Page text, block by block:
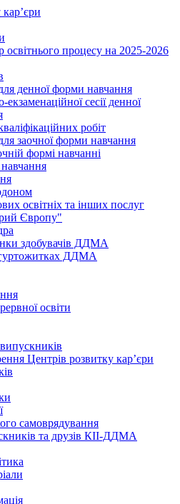
освітнього процесу на 2025-2026
денної форми навчання
екзаменаційної сесії денної
робіт
заочної форми навчання
формі навчанні
освітніх та інших послуг
Європу"
здобувачів ДДМА
ДДМА
освіти
Центрів розвитку кар’єри
самоврядування
та друзів КІІ-ДДМА